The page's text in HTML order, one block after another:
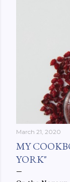
March 21, 2020
MY
YORK"